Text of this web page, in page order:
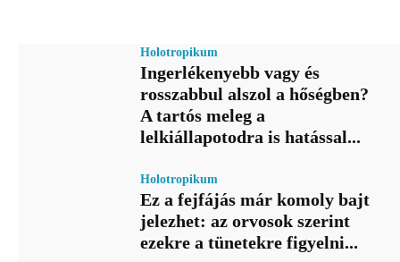
Holotropikum
Ingerlékenyebb vagy és
rosszabbul alszol a hőségben?
A tartós meleg a
lelkiállapotodra is hatással...
Holotropikum
Ez a fejfájás már komoly bajt
jelezhet: az orvosok szerint
ezekre a tünetekre figyelni...